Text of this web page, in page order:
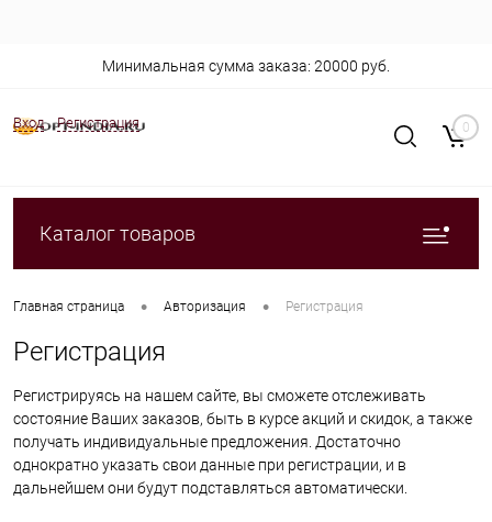
Вход Регистрация
Минимальная сумма заказа: 20000 руб.
0
Каталог товаров
Главная страница • Авторизация • Регистрация
Регистрация
Регистрируясь на нашем сайте, вы сможете отслеживать
состояние Ваших заказов, быть в курсе акций и скидок, а также
получать индивидуальные предложения. Достаточно
однократно указать свои данные при регистрации, и в
дальнейшем они будут подставляться автоматически.